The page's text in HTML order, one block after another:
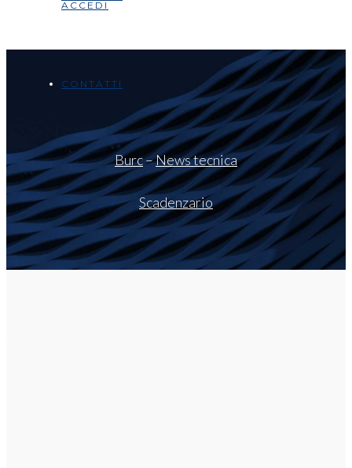
ACCEDI
CONTATTI
Burc–News tecnica
Scadenzario